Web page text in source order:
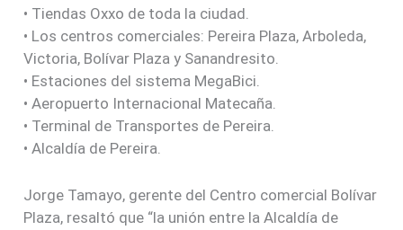
• Tiendas Oxxo de toda la ciudad.
• Los centros comerciales: Pereira Plaza, Arboleda,
Victoria, Bolívar Plaza y Sanandresito.
• Estaciones del sistema MegaBici.
• Aeropuerto Internacional Matecaña.
• Terminal de Transportes de Pereira.
• Alcaldía de Pereira.
Jorge Tamayo, gerente del Centro comercial Bolívar
Plaza, resaltó que “la unión entre la Alcaldía de